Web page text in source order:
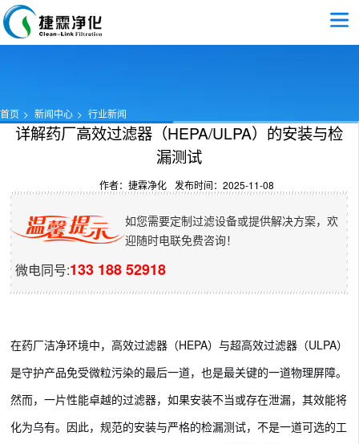
首页 新闻中心 行业新闻
详解药厂高效过滤器（HEPA/ULPA）的安装与检
漏测试
作者：捷霖净化 发布时间：2025-11-08
如您需要定制过滤设备或提供解决方案，欢
迎随时电联免费咨询！
微电同号:133 188 52918
在药厂洁净环境中，高效过滤器（HEPA）与超高效过滤器（ULPA）
是守护产品免受微粒污染的最后一道，也是最关键的一道物理屏障。
然而，一片性能卓越的过滤器，如果安装不当或存在泄漏，其效能将
化为乌有。因此，规范的安装与严格的检漏测试，不是一道可选的工